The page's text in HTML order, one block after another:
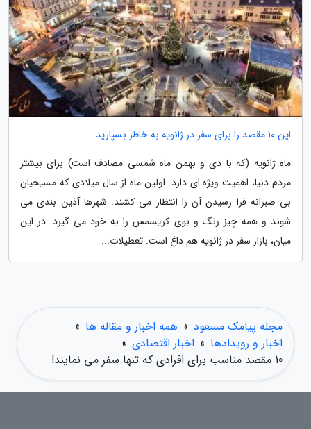
این 10 مقصد را برای سفر در ژانویه به خاطر بسپارید
ماه ژانویه (که با دی و بهمن ماه شمسی مصادف است) برای بیشتر
مردم دنیا، اهمیت ویژه ای دارد. اولین ماه از سال میلادی که مسیحیان
بی صبرانه فرا رسیدن آن را انتظار می کشند. شهرها آذین بندی می
شوند و همه چیز رنگ و بوی کریسمس را به خود می گیرد. در این
میان، بازار سفر در ژانویه هم داغ است. تعطیلات...
مجله پیامک مسعود » همه اخبار و مقاله ها »
اخبار و رویدادها » اخبار اقتصادی »
10 مقصد مناسب برای افرادی که تنها سفر می نمایند!